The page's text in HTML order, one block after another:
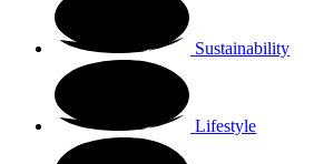
Sustainability
Lifestyle